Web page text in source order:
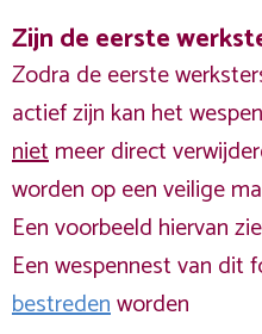
Zijn de eerste
Zodra de eerste
actief zijn kan het
nietmeer direct
worden op een veilige
Een voorbeeld hiervan
Een wespennest van dit
bestredenworden